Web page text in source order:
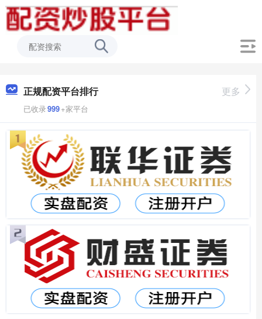
正规配资平台排行
已收录999+家平台
更多